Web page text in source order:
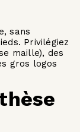
sans
Privilégiez
maille), des
gros logos